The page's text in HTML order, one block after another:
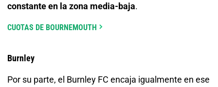
constante en la zona media-baja.
CUOTAS DE BOURNEMOUTH
Burnley
Por su parte, el Burnley FC encaja igualmente en ese